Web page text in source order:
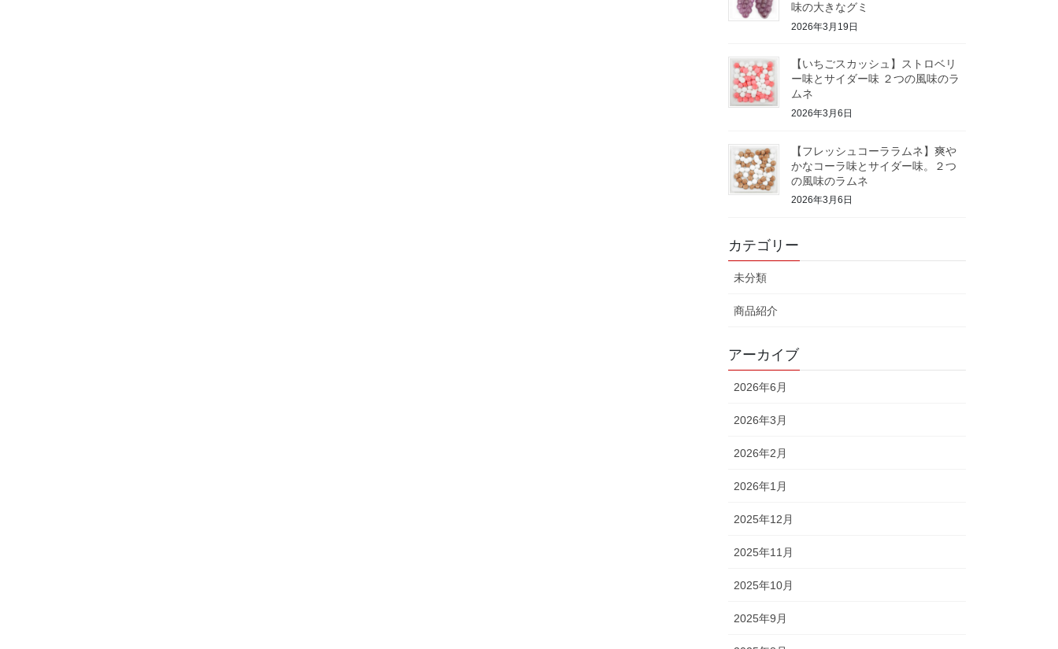
味の大きなグミ
2026年3月19日
【いちごスカッシュ】ストロベリ
ー味とサイダー味 ２つの風味のラ
ムネ
2026年3月6日
【フレッシュコーララムネ】爽や
かなコーラ味とサイダー味。２つ
の風味のラムネ
2026年3月6日
カテゴリー
未分類
商品紹介
アーカイブ
2026年6月
2026年3月
2026年2月
2026年1月
2025年12月
2025年11月
2025年10月
2025年9月